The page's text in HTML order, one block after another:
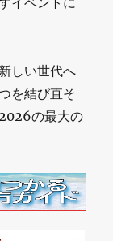
しい世代へ
を結び直そ
の最大の